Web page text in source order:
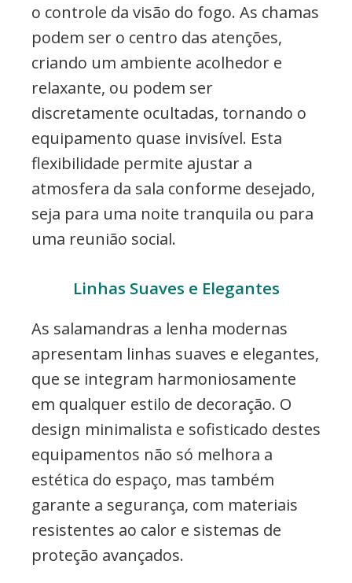
o controle da visão do fogo. As chamas
podem ser o centro das atenções,
criando um ambiente acolhedor e
relaxante, ou podem ser
discretamente ocultadas, tornando o
equipamento quase invisível. Esta
flexibilidade permite ajustar a
atmosfera da sala conforme desejado,
seja para uma noite tranquila ou para
uma reunião social.
Linhas Suaves e Elegantes
As salamandras a lenha modernas
apresentam linhas suaves e elegantes,
que se integram harmoniosamente
em qualquer estilo de decoração. O
design minimalista e sofisticado destes
equipamentos não só melhora a
estética do espaço, mas também
garante a segurança, com materiais
resistentes ao calor e sistemas de
proteção avançados.